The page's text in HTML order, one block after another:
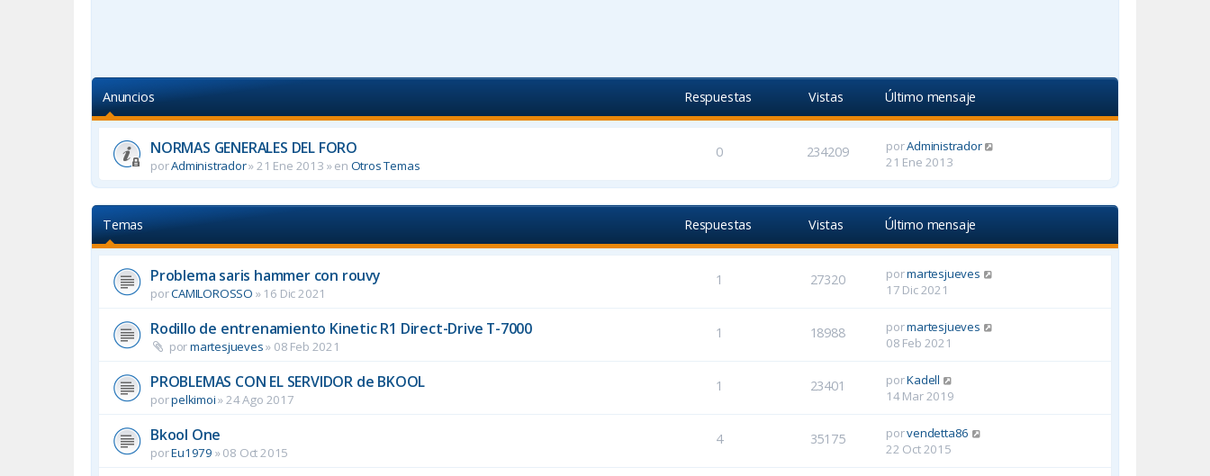
Anuncios Respuestas Vistas Último mensaje
NORMAS GENERALES DEL FORO
porAdministrador»21 Ene 2013 » en Otros Temas
0 234209 porAdministrador
21 Ene 2013
Temas Respuestas Vistas Último mensaje
Problema saris hammer con rouvy
porCAMILOROSSO » 16 Dic 2021
1 27320 pormartesjueves
17 Dic 2021
Rodillo de entrenamiento Kinetic R1 Direct-Drive T-7000
pormartesjueves» 08 Feb 2021
1 18988 pormartesjueves
08 Feb 2021
PROBLEMAS CON EL SERVIDOR de BKOOL
porpelkimoi»24 Ago 2017
1 23401 porKadell
14 Mar 2019
Bkool One
porEu1979 »08 Oct 2015
4 35175 porvendetta86
22 Oct 2015